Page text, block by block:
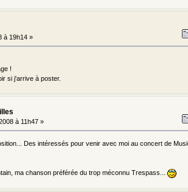
à 19h14 »
!
si j'arrive à poster.
à 11h47 »
Des intéressés pour venir avec moi au concert de
ma chanson préférée du trop méconnu Trespass...